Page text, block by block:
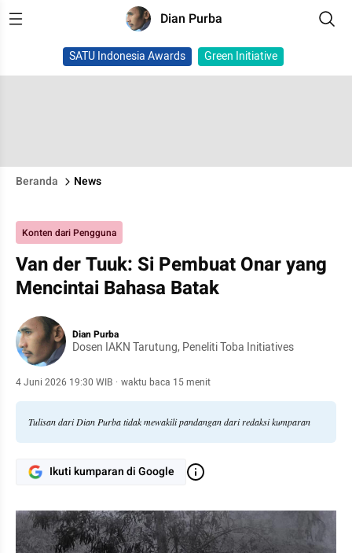
Dian Purba
SATU Indonesia Awards Green Initiative
Beranda News
Konten dari Pengguna
Van der Tuuk: Si Pembuat Onar yang
Mencintai Bahasa Batak
Dian Purba
Dosen IAKN Tarutung, Peneliti Toba Initiatives
4 Juni 2026 19:30 WIB · waktu baca 15 menit
Tulisan dari Dian Purba tidak mewakili pandangan dari redaksi kumparan
Ikuti kumparan di Google